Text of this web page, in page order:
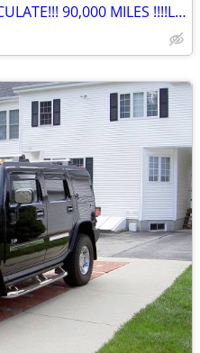
2012 Honda CRV EX-L IMMACULATE!!! 90,000 MILES !!!!LOADED!!!!